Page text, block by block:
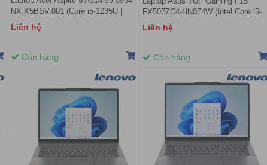
NX.K5BSV.001 (Core i5-1235U |
8GB | 512G | Intel Iris Xe | 14.0
inch FHD IPS | Win 11 | Xám)
Liên hệ
Còn hàng
FX507ZC4-HN074W (Intel Core i5-
12500H | 8GB | 512GB | RTX 3050
4GB | 15.6 inch FHD 144Hz | Win
Liên hệ
Còn hàng